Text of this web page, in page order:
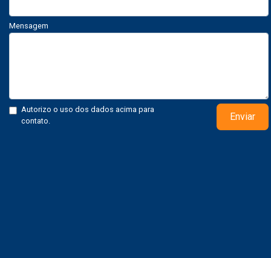
Mensagem
Autorizo o uso dos dados acima para
contato.
Enviar